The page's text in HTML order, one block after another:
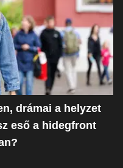
drámai a helyzet
eső a hidegfront